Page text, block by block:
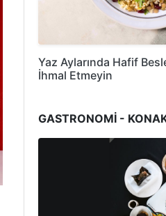
Yaz Aylarında Hafif
İhmal Etmeyin
GASTRONOMİ -